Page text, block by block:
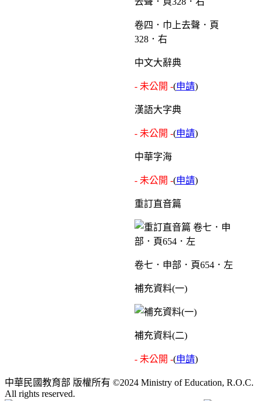
卷四．巾上去聲．頁
328．右
中文大辭典
- 未公開 -(申請)
漢語大字典
- 未公開 -(申請)
中華字海
- 未公開 -(申請)
重訂直音篇
卷七．申部．頁654．左
補充資料(一)
補充資料(二)
- 未公開 -(申請)
中華民國教育部 版權所有 ©2024 Ministry of Education, R.O.C.
All rights reserved.